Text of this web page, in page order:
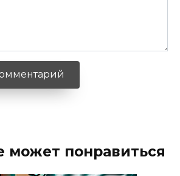
может понравиться